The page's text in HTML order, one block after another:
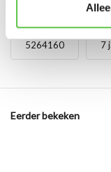
5264160 7
Eerder bekeken